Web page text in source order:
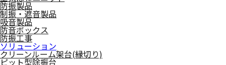
防振製品
制振・遮音製品
吸音製品
防音ボックス
防振工事
ソリューション
クリーンルーム架台(縁切り)
ピット型除振台